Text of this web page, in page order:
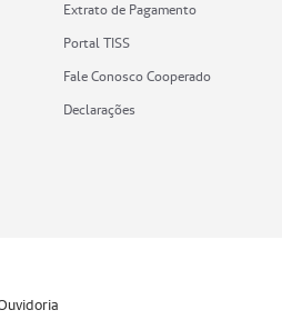
Extrato de Pagamento
Portal TISS
Fale Conosco Cooperado
Declarações